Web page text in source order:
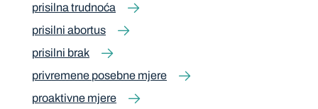
prisilna trudnoća
prisilni abortus
prisilni brak
privremene posebne mjere
proaktivne mjere